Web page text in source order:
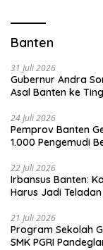
Banten
31 Juli 2026
Gubernur Andra
Asal Banten ke
24 Juli 2026
Pemprov Banten
1.000 Pengemudi
22 Juli 2026
Irbansus Banten:
Harus Jadi
21 Juli 2026
Program Sekolah
SMK PGRI